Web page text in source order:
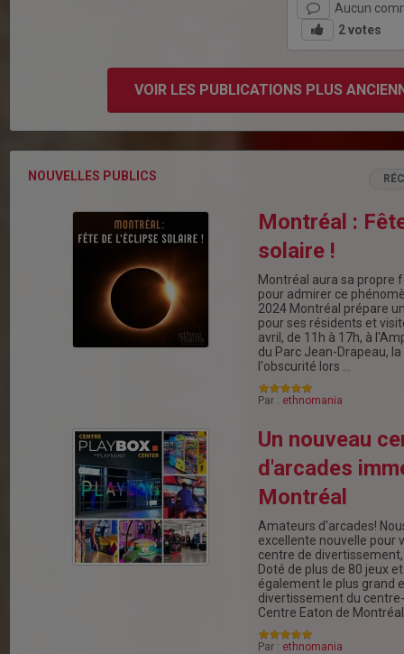
Aucun
2votes
VOIR LES PUBLICATIONS PLUS
NOUVELLES PUBLICS
Montréal :
solaire !
Montréal aura sa propre
pour admirer ce
2024 Montréal prépare
pour ses résidents et
avril, de 11h à 17h, à
du Parc Jean-Drapeau,
l'obscurité lors …
Par : ethnomania
Un nouveau
d'arcades
Montréal
Amateurs d'arcades!
excellente nouvelle pour
centre de divertissement,
Doté de plus de 80 jeux
également le plus grand
divertissement du
Centre Eaton de
Par : ethnomania